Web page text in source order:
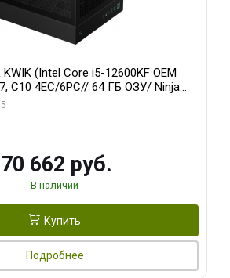
(Intel Core i5-12600KF OEM
C10 4EC/6PC// 64 ГБ ОЗУ/ Ninja
128bit GDDR6 DVI DP HDMI 2/
662 руб.
В наличии
Купить
Подробнее